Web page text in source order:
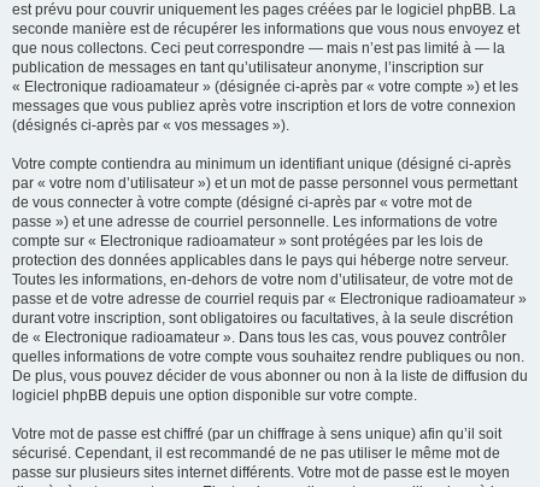
est prévu pour couvrir uniquement les pages créées par le logiciel phpBB. La
seconde manière est de récupérer les informations que vous nous envoyez et
que nous collectons. Ceci peut correspondre — mais n’est pas limité à — la
publication de messages en tant qu’utilisateur anonyme, l’inscription sur
« Electronique radioamateur » (désignée ci-après par « votre compte ») et les
messages que vous publiez après votre inscription et lors de votre connexion
(désignés ci-après par « vos messages »).
Votre compte contiendra au minimum un identifiant unique (désigné ci-après
par « votre nom d’utilisateur ») et un mot de passe personnel vous permettant
de vous connecter à votre compte (désigné ci-après par « votre mot de
passe ») et une adresse de courriel personnelle. Les informations de votre
compte sur « Electronique radioamateur » sont protégées par les lois de
protection des données applicables dans le pays qui héberge notre serveur.
Toutes les informations, en-dehors de votre nom d’utilisateur, de votre mot de
passe et de votre adresse de courriel requis par « Electronique radioamateur »
durant votre inscription, sont obligatoires ou facultatives, à la seule discrétion
de « Electronique radioamateur ». Dans tous les cas, vous pouvez contrôler
quelles informations de votre compte vous souhaitez rendre publiques ou non.
De plus, vous pouvez décider de vous abonner ou non à la liste de diffusion du
logiciel phpBB depuis une option disponible sur votre compte.
Votre mot de passe est chiffré (par un chiffrage à sens unique) afin qu’il soit
sécurisé. Cependant, il est recommandé de ne pas utiliser le même mot de
passe sur plusieurs sites internet différents. Votre mot de passe est le moyen